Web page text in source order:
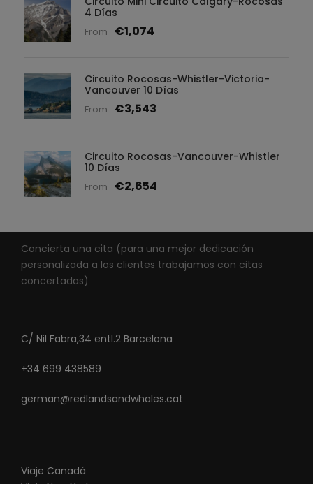
4 Días
From €1,074
Circuito Rocosas-Whistler-Victoria-
Vancouver 10 Días
From €3,543
Circuito Rocosas-Vancouver-Whistler
10 Días
From €2,654
Concierta una cita (para una mejor dedicación
personalizada a los clientes trabajamos con citas
concertadas)
C/ Nil Fabra,34 entl.2 Barcelona
+34 699 438589
german@redlandsandwhales.cat
Viaje Canadá